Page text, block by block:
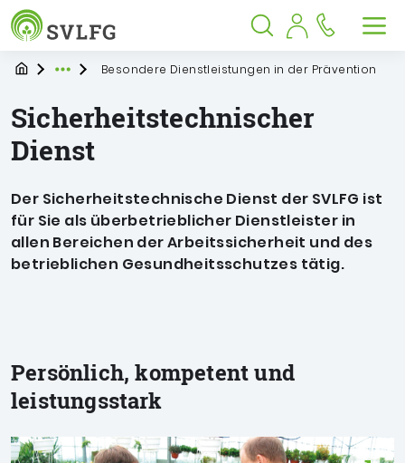
Inhalt
Suche
Springe zu: Hauptmenü
Sozialversicherung für
Suche öffnen
Suche schließen
StartpageExpand breadcrumb Navigation
Besondere Dienstleistungen in der Prävention
Sicherheitstechnischer
Dienst
Der Sicherheitstechnische Dienst der SVLFG ist
für Sie als überbetrieblicher Dienstleister in
allen Bereichen der Arbeitssicherheit und des
betrieblichen Gesundheitsschutzes tätig.
Persönlich, kompetent und
leistungsstark